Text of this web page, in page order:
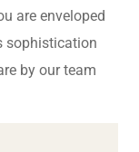
are enveloped
sophistication
by our team